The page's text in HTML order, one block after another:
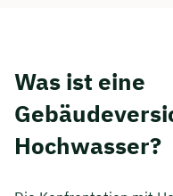
Was ist eine
Hochwasser?